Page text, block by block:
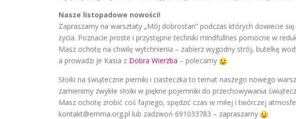
Nasze listopadowe nowości!
Zapraszamy na warsztaty „Mój dobrostan” podczas których dowiecie
życia. Poznacie proste i przystępne techniki mindfullnes pomocne w
Masz ochotę na chwilę wytchnienia – zabierz wygodny strój, butelkę
a prowadzi je Kasia z Dobra Wierzba – polecamy
Słoiki na świąteczne pierniki i ciasteczka to temat naszego nowego
zamienimy zwykłe słoiki w piękne pojemniki do przechowywania
Masz ochotę zrobić coś fajnego, spędzić czas w miłej i twórczej
kontakt@emma.org.pl lub zadzwoń 691033783 – zapraszamy